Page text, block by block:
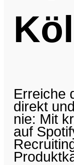
Erreiche
direkt
nie: Mit
auf